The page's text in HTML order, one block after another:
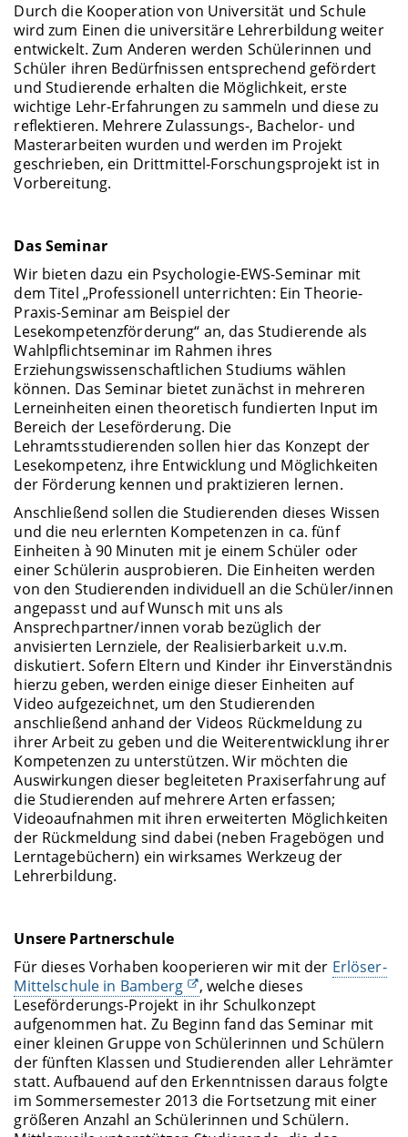
Durch die Kooperation von Universität und Schule
wird zum Einen die universitäre Lehrerbildung weiter
entwickelt. Zum Anderen werden Schülerinnen und
Schüler ihren Bedürfnissen entsprechend gefördert
und Studierende erhalten die Möglichkeit, erste
wichtige Lehr-Erfahrungen zu sammeln und diese zu
reflektieren. Mehrere Zulassungs-, Bachelor- und
Masterarbeiten wurden und werden im Projekt
geschrieben, ein Drittmittel-Forschungsprojekt ist in
Vorbereitung.
Das Seminar
Wir bieten dazu ein Psychologie-EWS-Seminar mit
dem Titel „Professionell unterrichten: Ein Theorie-
Praxis-Seminar am Beispiel der
Lesekompetenzförderung“ an, das Studierende als
Wahlpflichtseminar im Rahmen ihres
Erziehungswissenschaftlichen Studiums wählen
können. Das Seminar bietet zunächst in mehreren
Lerneinheiten einen theoretisch fundierten Input im
Bereich der Leseförderung. Die
Lehramtsstudierenden sollen hier das Konzept der
Lesekompetenz, ihre Entwicklung und Möglichkeiten
der Förderung kennen und praktizieren lernen.
Anschließend sollen die Studierenden dieses Wissen
und die neu erlernten Kompetenzen in ca. fünf
Einheiten à 90 Minuten mit je einem Schüler oder
einer Schülerin ausprobieren. Die Einheiten werden
von den Studierenden individuell an die Schüler/innen
angepasst und auf Wunsch mit uns als
Ansprechpartner/innen vorab bezüglich der
anvisierten Lernziele, der Realisierbarkeit u.v.m.
diskutiert. Sofern Eltern und Kinder ihr Einverständnis
hierzu geben, werden einige dieser Einheiten auf
Video aufgezeichnet, um den Studierenden
anschließend anhand der Videos Rückmeldung zu
ihrer Arbeit zu geben und die Weiterentwicklung ihrer
Kompetenzen zu unterstützen. Wir möchten die
Auswirkungen dieser begleiteten Praxiserfahrung auf
die Studierenden auf mehrere Arten erfassen;
Videoaufnahmen mit ihren erweiterten Möglichkeiten
der Rückmeldung sind dabei (neben Fragebögen und
Lerntagebüchern) ein wirksames Werkzeug der
Lehrerbildung.
Unsere Partnerschule
Für dieses Vorhaben kooperieren wir mit der Erlöser-
Mittelschule in Bamberg
, welche dieses
Leseförderungs-Projekt in ihr Schulkonzept
aufgenommen hat. Zu Beginn fand das Seminar mit
einer kleinen Gruppe von Schülerinnen und Schülern
der fünften Klassen und Studierenden aller Lehrämter
statt. Aufbauend auf den Erkenntnissen daraus folgte
im Sommersemester 2013 die Fortsetzung mit einer
größeren Anzahl an Schülerinnen und Schülern.